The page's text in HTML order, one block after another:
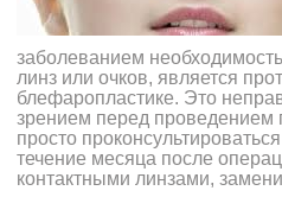
заболеванием
линз или очков, является
блефаропластике. Это
зрением перед проведением
просто
течение месяца после
контактными линзами,